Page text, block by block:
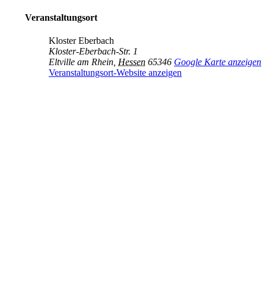
Veranstaltungsort
Kloster Eberbach
Kloster-Eberbach-Str. 1
Eltville am Rhein, Hessen 65346 Google Karte anzeigen
Veranstaltungsort-Website anzeigen